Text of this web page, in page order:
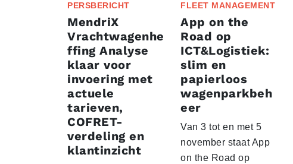
PERSBERICHT
MendriX
Vrachtwagenhe
ffing Analyse
klaar voor
invoering met
actuele
tarieven,
COFRET-
verdeling en
klantinzicht
FLEET MANAGEMENT
App on the
Road op
ICT&Logistiek:
slim en
papierloos
wagenparkbeh
eer
Van 3 tot en met 5
november staat App
on the Road op